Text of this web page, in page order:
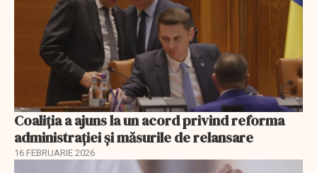
Coaliția a ajuns la un acord privind reforma
administrației și măsurile de relansare
16 FEBRUARIE 2026